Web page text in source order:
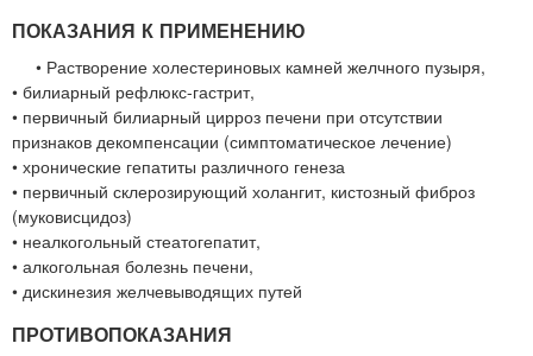
ПОКАЗАНИЯ К ПРИМЕНЕНИЮ
• Растворение холестериновых камней желчного пузыря,
• билиарный рефлюкс-гастрит,
• первичный билиарный цирроз печени при отсутствии
признаков декомпенсации (симптоматическое лечение)
• хронические гепатиты различного генеза
• первичный склерозирующий холангит, кистозный фиброз
(муковисцидоз)
• неалкогольный стеатогепатит,
• алкогольная болезнь печени,
• дискинезия желчевыводящих путей
ПРОТИВОПОКАЗАНИЯ